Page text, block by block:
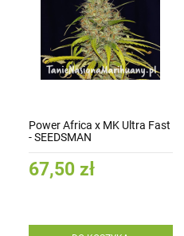
Power Africa x MK Ultra Fast
- SEEDSMAN
67,50 zł